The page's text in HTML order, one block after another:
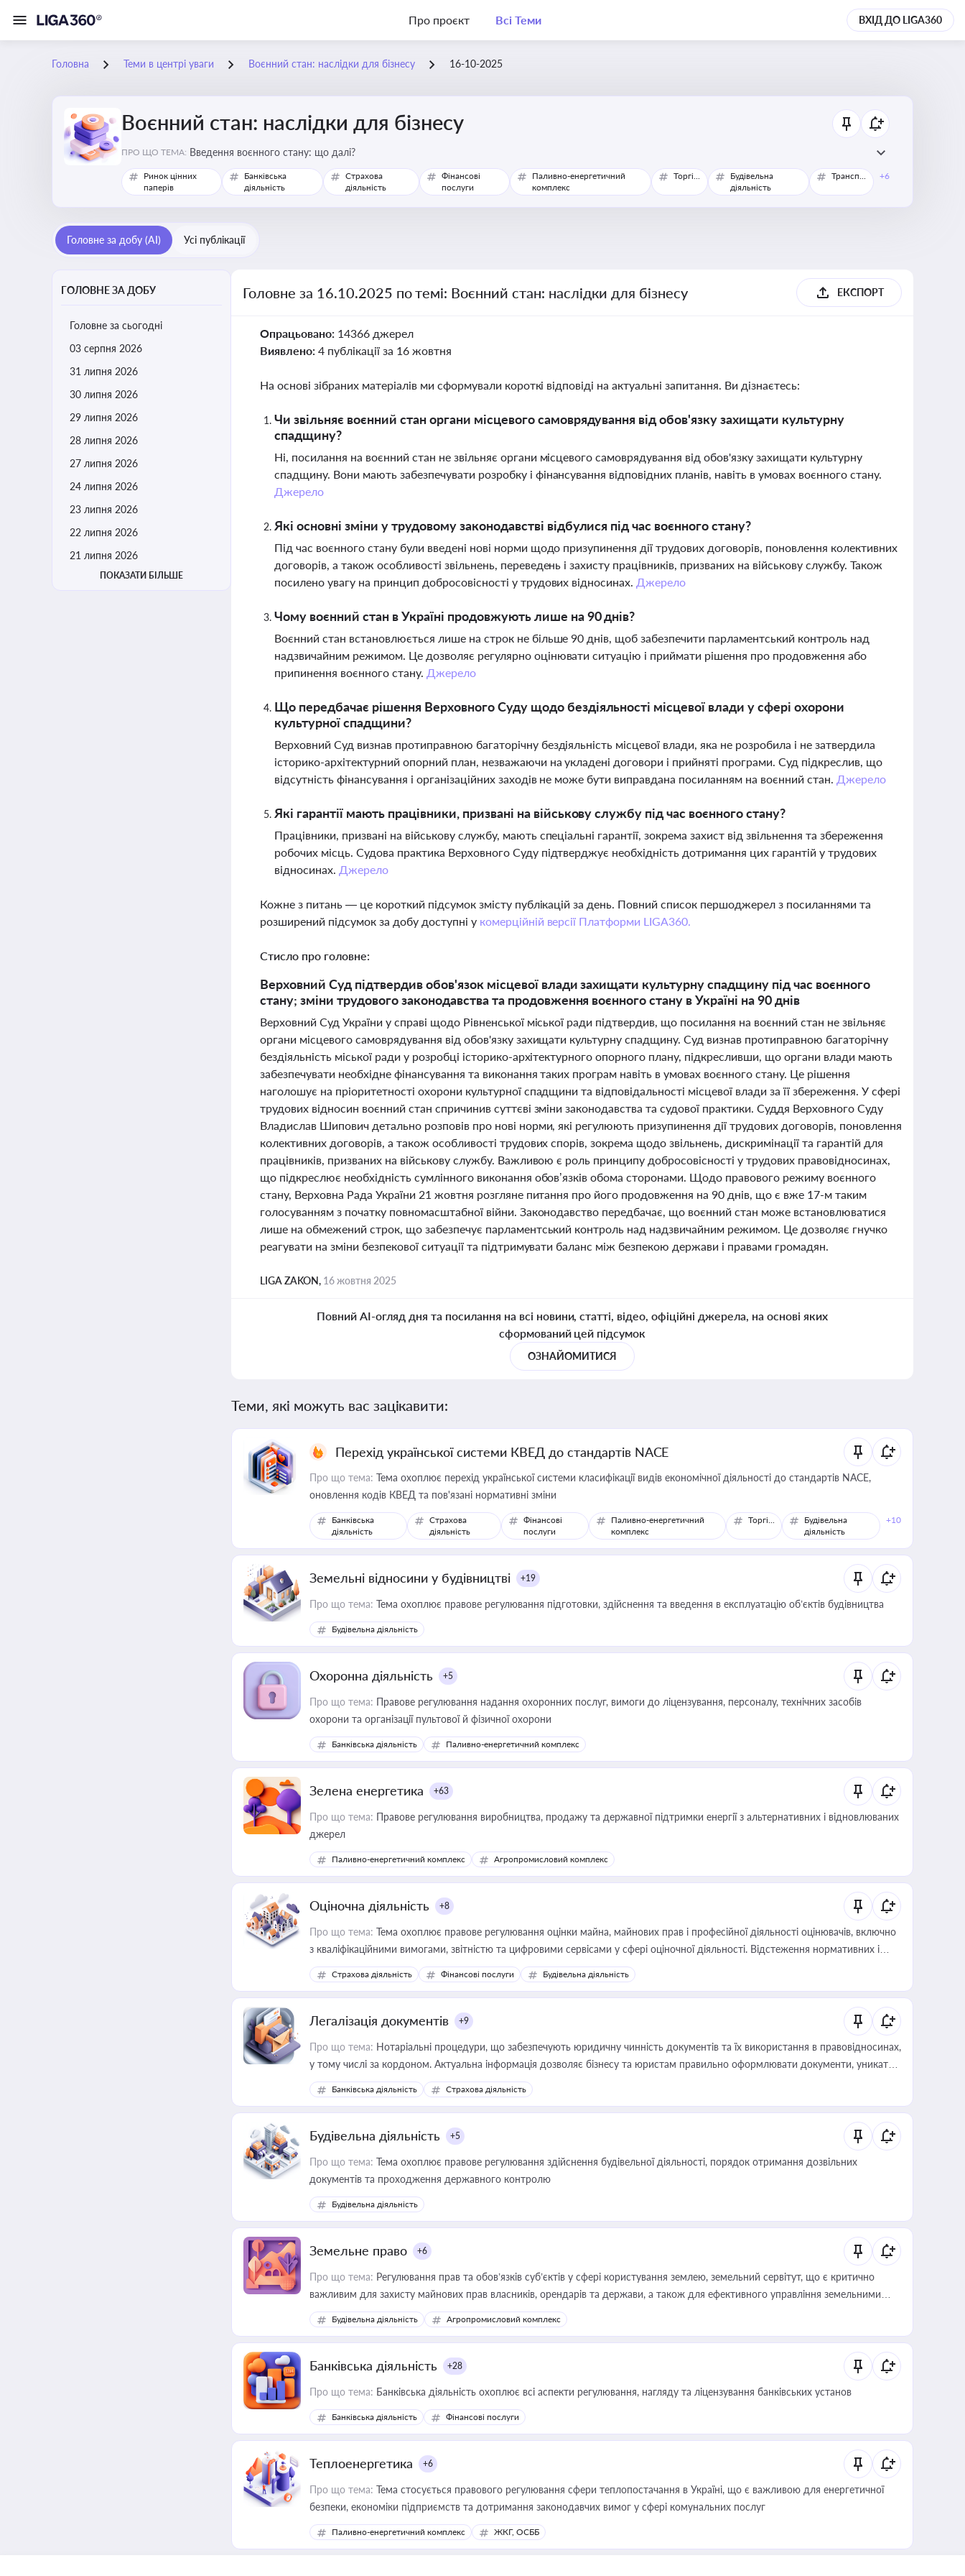
Про проєкт Всі Теми ВХІД ДО LIGA360
Головна Теми в центрі уваги Воєнний стан: наслідки для бізнесу 16-10-2025
Воєнний стан: наслідки для бізнесу
ПРО ЩО ТЕМА: Введення воєнного стану: що далі?
Ринок цінних
паперів
Банківська
діяльність
Страхова
діяльність
Фінансові
послуги
Паливно-енергетичний
комплекс
Торгівля
Будівельна
діяльність
Транспорт +6
Головне за добу (AI) Усі публікації
ГОЛОВНЕ ЗА ДОБУ
Головне за сьогодні
03 серпня 2026
31 липня 2026
30 липня 2026
29 липня 2026
28 липня 2026
27 липня 2026
24 липня 2026
23 липня 2026
22 липня 2026
21 липня 2026
ПОКАЗАТИ БІЛЬШЕ
Головне за 16.10.2025 по темі: Воєнний стан: наслідки для бізнесу ЕКСПОРТ
Опрацьовано: 14366 джерел
Виявлено: 4 публікації за 16 жовтня
На основі зібраних матеріалів ми сформували короткі відповіді на актуальні запитання. Ви дізнаєтесь:
Чи звільняє воєнний стан органи місцевого самоврядування від обов'язку захищати культурну
спадщину?
Ні, посилання на воєнний стан не звільняє органи місцевого самоврядування від обов'язку захищати культурну
спадщину. Вони мають забезпечувати розробку і фінансування відповідних планів, навіть в умовах воєнного стану.
Джерело
Які основні зміни у трудовому законодавстві відбулися під час воєнного стану?
Під час воєнного стану були введені нові норми щодо призупинення дії трудових договорів, поновлення колективних
договорів, а також особливості звільнень, переведень і захисту працівників, призваних на військову службу. Також
посилено увагу на принцип добросовісності у трудових відносинах. Джерело
Чому воєнний стан в Україні продовжують лише на 90 днів?
Воєнний стан встановлюється лише на строк не більше 90 днів, щоб забезпечити парламентський контроль над
надзвичайним режимом. Це дозволяє регулярно оцінювати ситуацію і приймати рішення про продовження або
припинення воєнного стану. Джерело
Що передбачає рішення Верховного Суду щодо бездіяльності місцевої влади у сфері охорони
культурної спадщини?
Верховний Суд визнав протиправною багаторічну бездіяльність місцевої влади, яка не розробила і не затвердила
історико-архітектурний опорний план, незважаючи на укладені договори і прийняті програми. Суд підкреслив, що
відсутність фінансування і організаційних заходів не може бути виправдана посиланням на воєнний стан. Джерело
Які гарантії мають працівники, призвані на військову службу під час воєнного стану?
Працівники, призвані на військову службу, мають спеціальні гарантії, зокрема захист від звільнення та збереження
робочих місць. Судова практика Верховного Суду підтверджує необхідність дотримання цих гарантій у трудових
відносинах. Джерело
Кожне з питань — це короткий підсумок змісту публікацій за день. Повний список першоджерел з посиланнями та
розширений підсумок за добу доступні у комерційній версії Платформи LIGA360.
Стисло про головне:
Верховний Суд підтвердив обов'язок місцевої влади захищати культурну спадщину під час воєнного
стану; зміни трудового законодавства та продовження воєнного стану в Україні на 90 днів
Верховний Суд України у справі щодо Рівненської міської ради підтвердив, що посилання на воєнний стан не звільняє
органи місцевого самоврядування від обов'язку захищати культурну спадщину. Суд визнав протиправною багаторічну
бездіяльність міської ради у розробці історико-архітектурного опорного плану, підкресливши, що органи влади мають
забезпечувати необхідне фінансування та виконання таких програм навіть в умовах воєнного стану. Це рішення
наголошує на пріоритетності охорони культурної спадщини та відповідальності місцевої влади за її збереження. У сфері
трудових відносин воєнний стан спричинив суттєві зміни законодавства та судової практики. Суддя Верховного Суду
Владислав Шипович детально розповів про нові норми, які регулюють призупинення дії трудових договорів, поновлення
колективних договорів, а також особливості трудових спорів, зокрема щодо звільнень, дискримінації та гарантій для
працівників, призваних на військову службу. Важливою є роль принципу добросовісності у трудових правовідносинах,
що підкреслює необхідність сумлінного виконання обов’язків обома сторонами. Щодо правового режиму воєнного
стану, Верховна Рада України 21 жовтня розгляне питання про його продовження на 90 днів, що є вже 17-м таким
голосуванням з початку повномасштабної війни. Законодавство передбачає, що воєнний стан може встановлюватися
лише на обмежений строк, що забезпечує парламентський контроль над надзвичайним режимом. Це дозволяє гнучко
реагувати на зміни безпекової ситуації та підтримувати баланс між безпекою держави і правами громадян.
LIGA ZAKON, 16 жовтня 2025
Повний AI-огляд дня та посилання на всі новини, статті, відео, офіційні джерела, на основі яких
сформований цей підсумок
ОЗНАЙОМИТИСЯ
Теми, які можуть вас зацікавити:
Перехід української системи КВЕД до стандартів NACE
Про що тема: Тема охоплює перехід української системи класифікації видів економічної діяльності до стандартів NACE,
оновлення кодів КВЕД та пов'язані нормативні зміни
Банківська
діяльність
Страхова
діяльність
Фінансові
послуги
Паливно-енергетичний
комплекс
Торгівля
Будівельна
діяльність
+10
Земельні відносини у будівництві +19
Про що тема: Тема охоплює правове регулювання підготовки, здійснення та введення в експлуатацію об’єктів будівництва
Будівельна діяльність
Охоронна діяльність +5
Про що тема: Правове регулювання надання охоронних послуг, вимоги до ліцензування, персоналу, технічних засобів
охорони та організації пультової й фізичної охорони
Банківська діяльність Паливно-енергетичний комплекс
Зелена енергетика +63
Про що тема: Правове регулювання виробництва, продажу та державної підтримки енергії з альтернативних і відновлюваних
джерел
Паливно-енергетичний комплекс Агропромисловий комплекс
Оціночна діяльність +8
Про що тема: Тема охоплює правове регулювання оцінки майна, майнових прав і професійної діяльності оцінювачів, включно
з кваліфікаційними вимогами, звітністю та цифровими сервісами у сфері оціночної діяльності. Відстеження нормативних і
медійних змін у цій сфері корисне для власника бізнесу, керівника, юриста або бухгалтера під час оподаткування,
приватизації, оренди державного майна, корпоративних угод і перевірки статусу суб'єктів оціночної діяльності
Страхова діяльність Фінансові послуги Будівельна діяльність
Легалізація документів +9
Про що тема: Нотаріальні процедури, що забезпечують юридичну чинність документів та їх використання в правовідносинах,
у тому числі за кордоном. Актуальна інформація дозволяє бізнесу та юристам правильно оформлювати документи, уникати
ризиків недійсності та забезпечувати їх належне прийняття органами влади та контрагентами
Банківська діяльність Страхова діяльність
Будівельна діяльність +5
Про що тема: Тема охоплює правове регулювання здійснення будівельної діяльності, порядок отримання дозвільних
документів та проходження державного контролю
Будівельна діяльність
Земельне право +6
Про що тема: Регулювання прав та обов’язків суб’єктів у сфері користування землею, земельний сервітут, що є критично
важливим для захисту майнових прав власників, орендарів та держави, а також для ефективного управління земельними
ресурсами
Будівельна діяльність Агропромисловий комплекс
Банківська діяльність +28
Про що тема: Банківська діяльність охоплює всі аспекти регулювання, нагляду та ліцензування банківських установ
Банківська діяльність Фінансові послуги
Теплоенергетика +6
Про що тема: Тема стосується правового регулювання сфери теплопостачання в Україні, що є важливою для енергетичної
безпеки, економіки підприємств та дотримання законодавчих вимог у сфері комунальних послуг
Паливно-енергетичний комплекс ЖКГ, ОСББ